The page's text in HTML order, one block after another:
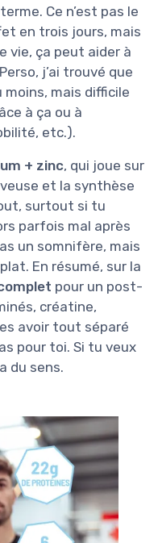
Ce n’est pas le
en trois jours, mais
vie, ça peut aider à
j’ai trouvé que
mais difficile
à ça ou à
etc.).
+ zinc, qui joue sur
et la synthèse
surtout si tu
parfois mal après
un somnifère, mais
En résumé, sur la
pour un post-
créatine,
avoir tout séparé
pour toi. Si tu veux
du sens.